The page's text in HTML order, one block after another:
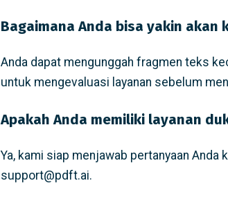
Bagaimana Anda bisa yakin akan
Anda dapat mengunggah fragmen teks
untuk mengevaluasi layanan sebelum
Apakah Anda memiliki layanan
Ya, kami siap menjawab pertanyaan
support@pdft.ai.